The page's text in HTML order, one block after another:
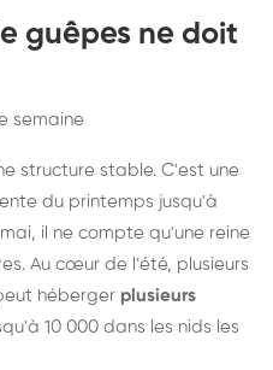
guêpes ne doit
semaine
structure stable. C'est une
du printemps jusqu'à
il ne compte qu'une reine
Au cœur de l'été, plusieurs
héberger plusieurs
10 000 dans les nids les